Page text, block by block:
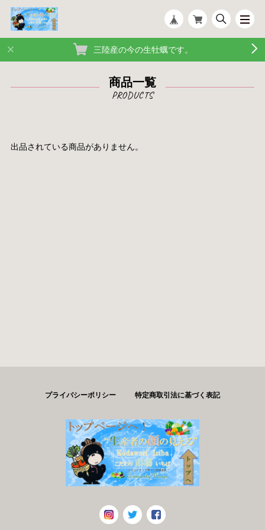
三陸産の今の生牡蠣です。
商品一覧
出品されている商品がありません。
プライバシーポリシー 特定商取引法に基づく表記